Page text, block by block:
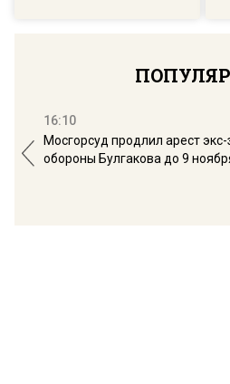
16:10
Мосгорсуд продлил арест
обороны Булгакова до 9